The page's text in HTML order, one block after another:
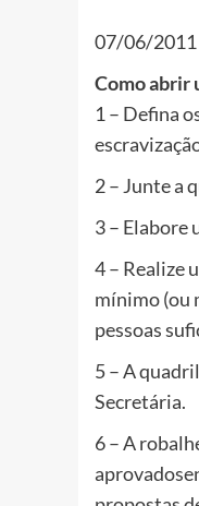
07/06/2011
Como abrir
1 – Defina
2 – Junte a
3 – Elabore
4 – Realize
mínimo (ou
pessoas
5 – A
Secretária.
6 – A